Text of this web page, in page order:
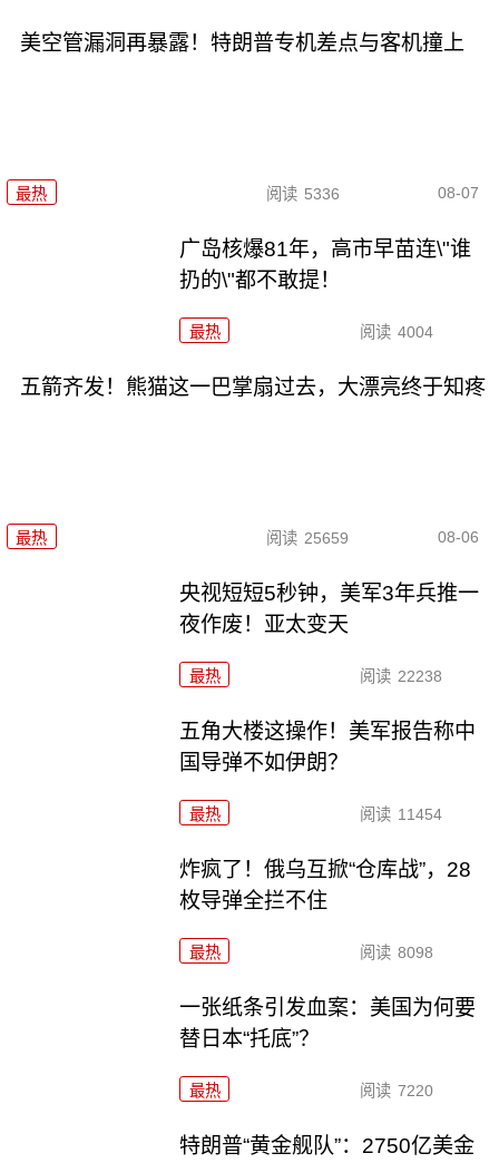
美空管漏洞再暴露！特朗普专机差点与客机撞上
最热 阅读 5336 08-07
广岛核爆81年，高市早苗连\"谁
扔的\"都不敢提！
最热 阅读 4004
五箭齐发！熊猫这一巴掌扇过去，大漂亮终于知疼
最热 阅读 25659 08-06
央视短短5秒钟，美军3年兵推一
夜作废！亚太变天
最热 阅读 22238
五角大楼这操作！美军报告称中
国导弹不如伊朗？
最热 阅读 11454
炸疯了！俄乌互掀“仓库战”，28
枚导弹全拦不住
最热 阅读 8098
一张纸条引发血案：美国为何要
替日本“托底”？
最热 阅读 7220
特朗普“黄金舰队”：2750亿美金